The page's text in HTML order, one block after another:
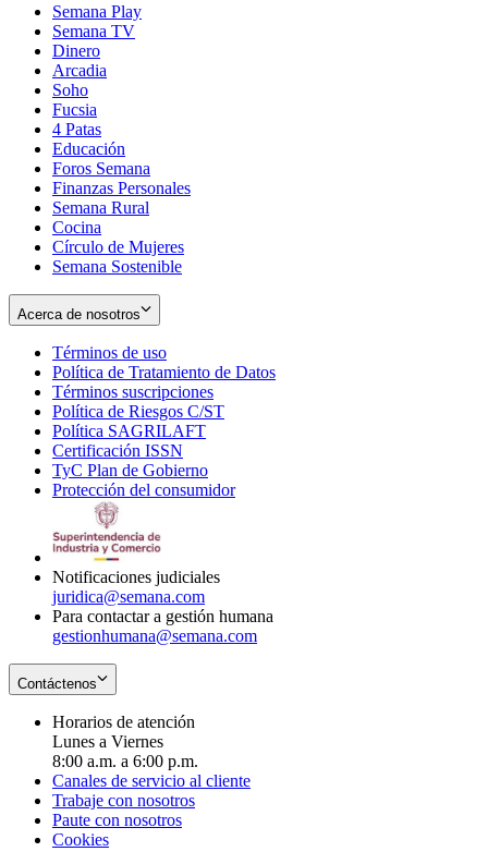
Semana Play
Semana TV
Dinero
Arcadia
Soho
in
new
window
Fucsia
in
new
window
4 Patas
Educación
Foros Semana
Finanzas Personales
Semana Rural
Cocina
Círculo de Mujeres
Semana Sostenible
Acerca de nosotros
Términos de uso
in
new
window
Política de Tratamiento de Datos
Términos suscripciones
in
Política de Riesgos C/ST
Política SAGRILAFT
new
window
Certificación ISSN
in
new
TyC Plan de Gobierno
in
Protección del consumidorOpens
Notificaciones judiciales
juridica@semana.com
Para contactar a gestión humana
gestionhumana@semana.com
Contáctenos
Horarios de atención
Lunes a Viernes
8:00 a.m. a 6:00 p.m.
Canales de servicio al cliente
Trabaje con nosotros
Paute con nosotros
Cookies